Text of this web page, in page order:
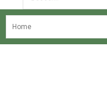
NOSSA HISTÓRIA